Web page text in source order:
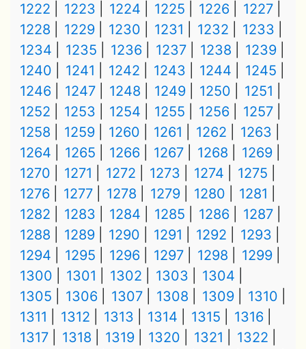
1222
1223 1224 1225 1226
1227
1228
1229 1230 1231 1232
1233
1234
1235 1236 1237 1238
1239
1240
1241 1242 1243 1244
1245
1246
1247 1248 1249 1250
1251
1252
1253 1254 1255 1256
1257
1258
1259 1260 1261 1262
1263
1264
1265 1266 1267 1268
1269
1270
1271 1272 1273 1274
1275
1276
1277 1278 1279 1280
1281
1282
1283 1284 1285 1286
1287
1288
1289 1290 1291 1292
1293
1294
1295 1296 1297 1298
1299
1300
1301 1302 1303
1304
1305
1306 1307 1308 1309
1310
1311
1312 1313 1314 1315
1316
1317
1318 1319 1320 1321
1322